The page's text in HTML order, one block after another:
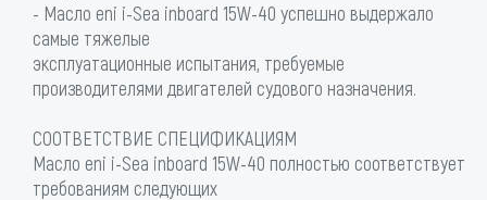
- Масло eni i-Sea inboard 15W-40 успешно выдержало
самые тяжелые
эксплуатационные испытания, требуемые
производителями двигателей судового назначения.
СООТВЕТСТВИЕ СПЕЦИФИКАЦИЯМ
Масло eni i-Sea inboard 15W-40 полностью соответствует
требованиям следующих